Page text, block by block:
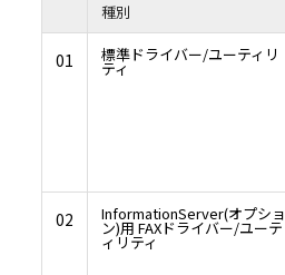
種別
01 標準ドライバー/ユーティリ
ティ
02 InformationServer(オプショ
ン)用 FAXドライバー/ユーテ
ィリティ